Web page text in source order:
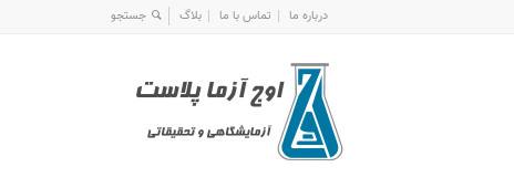
درباره ما تماس با ما بلاگ